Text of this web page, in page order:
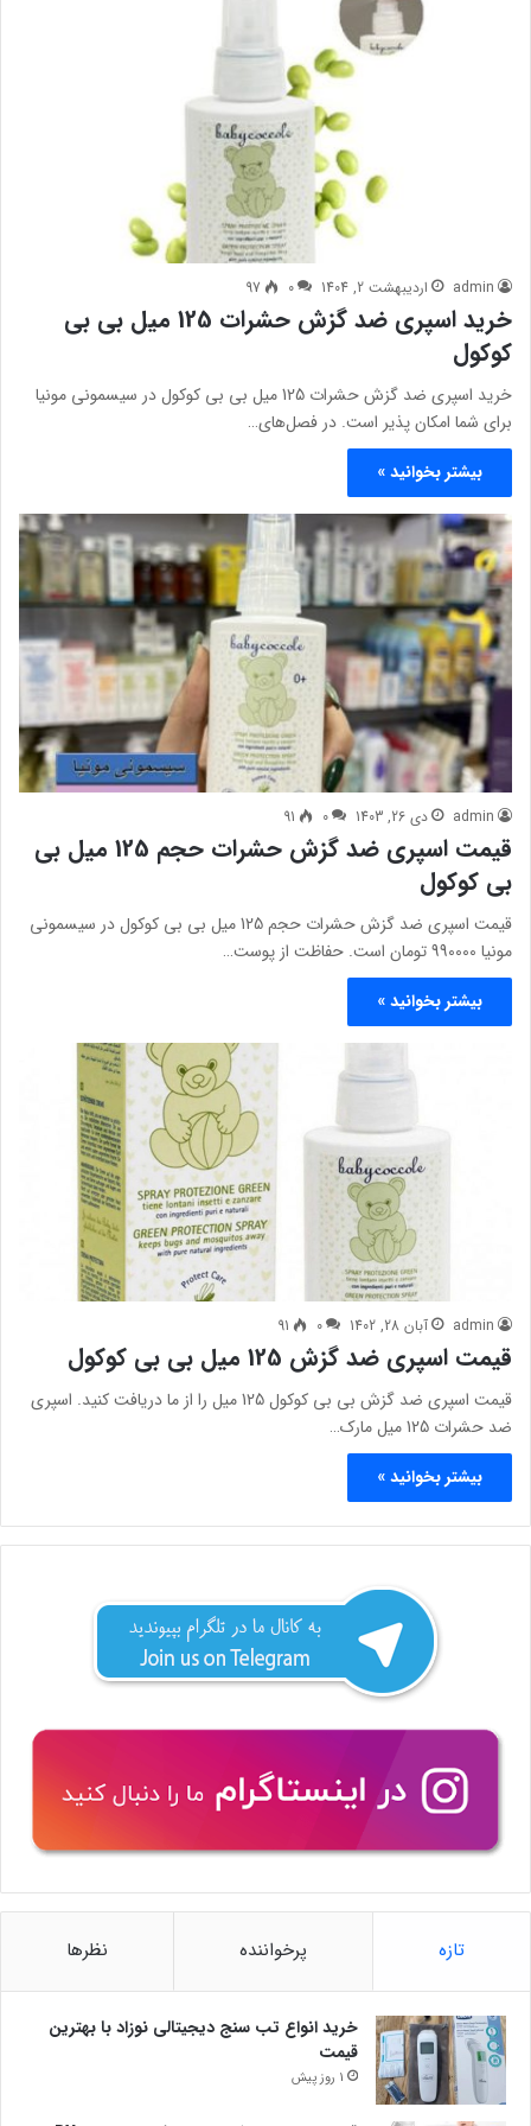
admin اردیبهشت 2, 1404 0
97
خرید اسپری ضد گزش حشرات 125 میل بی بی
کوکول
خرید اسپری ضد گزش حشرات 125 میل بی بی کوکول در سیسمونی مونیا
برای شما امکان پذیر است. در فصل‌های…
بیشتر بخوانید »
admin دی 26, 1403 0
91
قیمت اسپری ضد گزش حشرات حجم 125 میل بی
بی کوکول
قیمت اسپری ضد گزش حشرات حجم 125 میل بی بی کوکول در سیسمونی
مونیا 990000 تومان است. حفاظت از پوست…
بیشتر بخوانید »
admin آبان 28, 1402 0
91
قیمت اسپری ضد گزش 125 میل بی بی کوکول
قیمت اسپری ضد گزش بی بی کوکول 125 میل را از ما دریافت کنید. اسپری
ضد حشرات 125 میل مارک…
بیشتر بخوانید »
تازه پرخواننده نظرها
خرید انواع تب سنج دیجیتالی نوزاد با بهترین
قیمت
1 روز پیش